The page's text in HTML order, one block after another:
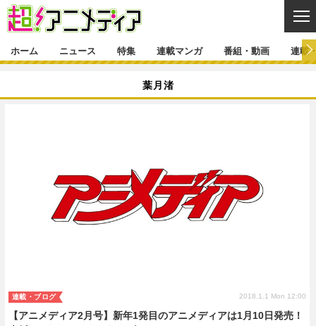
グッズ イベント
声優 コスプレ
レポート
ラキりす
連載一覧
番組・動画一覧 ラジオ
動画
連載・ブログ
連載・ブログ一覧
ホーム ニュース 特集 連載マンガ 番組・動画 連載
葉月渚
【アニメディア2月号】新年1発目のアニメディアは1月10日発売！
連載・ブログ 2018.1.1 Mon 12:00